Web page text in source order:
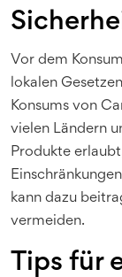
Vor dem
lokalen
Konsums von
vielen Ländern
Produkte
kann dazu
vermeiden.
Tips für